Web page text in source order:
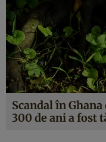
Scandal în
300 de ani a fost